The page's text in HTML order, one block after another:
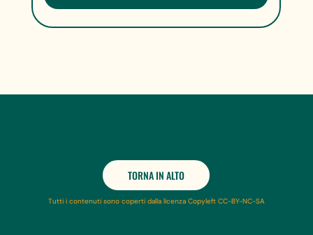
TORNA IN ALTO
Tutti i contenuti sono coperti dalla licenza Copyleft CC-BY-NC-SA